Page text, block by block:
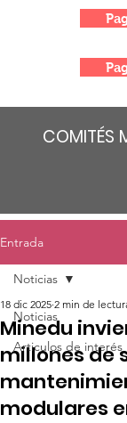
COMITÉS
Entrada
Noticias
Articulos de interés
Noticias
Minedu
millones de
modulares
18 dic 2025 2 min de